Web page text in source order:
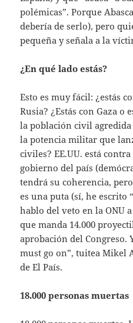
polémicas”. Porque
debería de serlo), pero
pequeña y señala a la
¿En qué lado estás?
Esto es muy fácil: ¿estás
Rusia? ¿Estás con Gaza o
la población civil agredida
la potencia militar que
civiles? EE.UU. está
gobierno del país
tendrá su coherencia,
es una puta (sí, he escrito
hablo del veto en la ONU
que manda 14.000
aprobación del Congreso.
must go on”, tuitea Mikel
de El País.
18.000 personas muertas